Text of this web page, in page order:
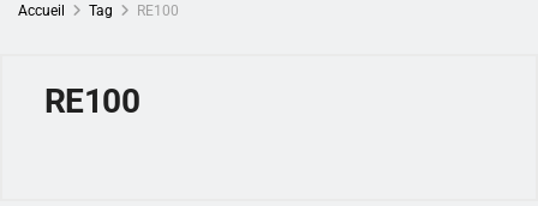
Accueil Tag RE100
RE100